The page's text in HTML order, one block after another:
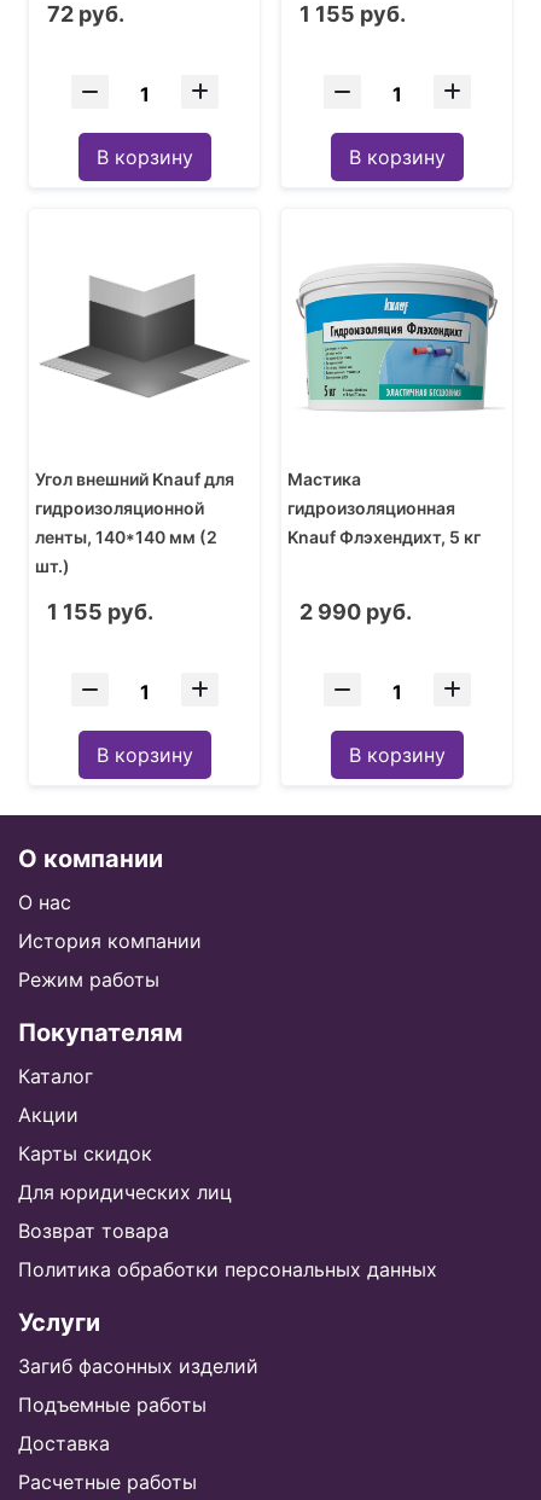
72 руб.
В корзину
1 155 руб.
В корзину
Угол внешний Knauf для
гидроизоляционной
ленты, 140*140 мм (2
шт.)
1 155 руб.
В корзину
Мастика
гидроизоляционная
Knauf Флэхендихт, 5 кг
2 990 руб.
В корзину
О компании
О нас
История компании
Режим работы
Покупателям
Каталог
Акции
Карты скидок
Для юридических лиц
Возврат товара
Политика обработки персональных данных
Услуги
Загиб фасонных изделий
Подъемные работы
Доставка
Расчетные работы